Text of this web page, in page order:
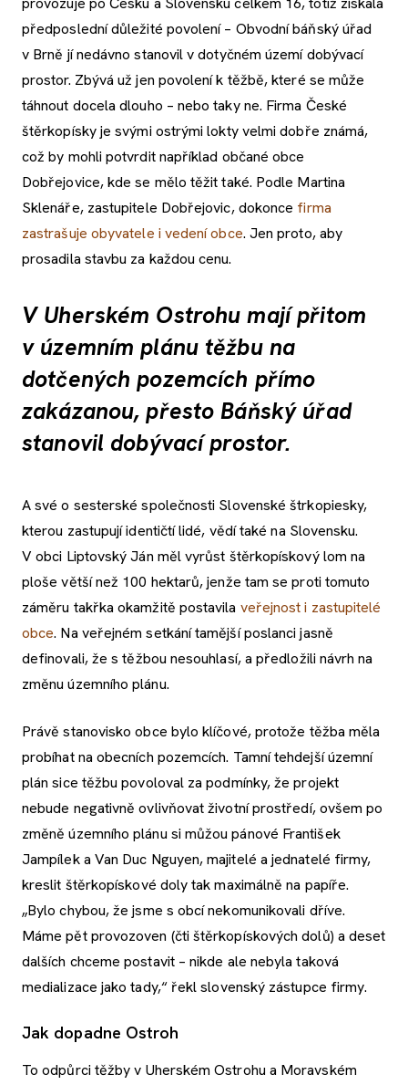
předposlední důležité povolení – Obvodní báňský úřad
v Brně jí nedávno stanovil v dotyčném území dobývací
prostor. Zbývá už jen povolení k těžbě, které se může
táhnout docela dlouho – nebo taky ne. Firma České
štěrkopísky je svými ostrými lokty velmi dobře známá,
což by mohli potvrdit například občané obce
Dobřejovice, kde se mělo těžit také. Podle Martina
Sklenáře, zastupitele Dobřejovic, dokonce firma
zastrašuje obyvatele i vedení obce. Jen proto, aby
prosadila stavbu za každou cenu.
V Uherském Ostrohu mají přitom
v územním plánu těžbu na
dotčených pozemcích přímo
zakázanou, přesto Báňský úřad
stanovil dobývací prostor.
A své o sesterské společnosti Slovenské štrkopiesky,
kterou zastupují identičtí lidé, vědí také na Slovensku.
V obci Liptovský Ján měl vyrůst štěrkopískový lom na
ploše větší než 100 hektarů, jenže tam se proti tomuto
záměru takřka okamžitě postavila veřejnost i zastupitelé
obce. Na veřejném setkání tamější poslanci jasně
definovali, že s těžbou nesouhlasí, a předložili návrh na
změnu územního plánu.
Právě stanovisko obce bylo klíčové, protože těžba měla
probíhat na obecních pozemcích. Tamní tehdejší územní
plán sice těžbu povoloval za podmínky, že projekt
nebude negativně ovlivňovat životní prostředí, ovšem po
změně územního plánu si můžou pánové František
Jampílek a Van Duc Nguyen, majitelé a jednatelé firmy,
kreslit štěrkopískové doly tak maximálně na papíře.
„Bylo chybou, že jsme s obcí nekomunikovali dříve.
Máme pět provozoven (čti štěrkopískových dolů) a deset
dalších chceme postavit – nikde ale nebyla taková
medializace jako tady,“ řekl slovenský zástupce firmy.
Jak dopadne Ostroh
To odpůrci těžby v Uherském Ostrohu a Moravském